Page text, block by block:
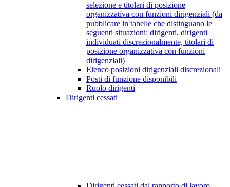
selezione e titolari di posizione
organizzativa con funzioni dirigenziali (da
pubblicare in tabelle che distinguano le
seguenti situazioni: dirigenti, dirigenti
individuati discrezionalmente, titolari di
posizione organizzativa con funzioni
dirigenziali)
Elenco posizioni dirigenziali discrezionali
Posti di funzione disponibili
Ruolo dirigenti
Dirigenti cessati